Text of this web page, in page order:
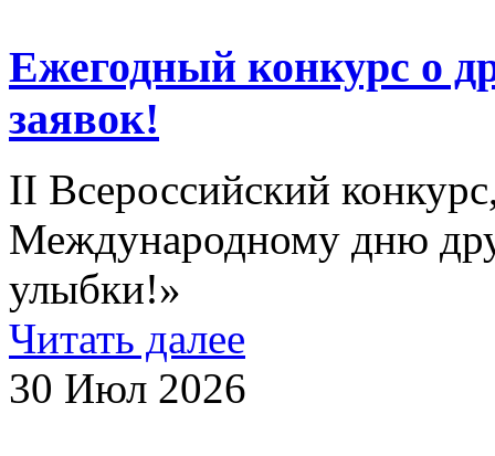
Ежегодный конкурс о
заявок!
II Всероссийский
Международному дню
улыбки!»
Читать далее
30 Июл 2026